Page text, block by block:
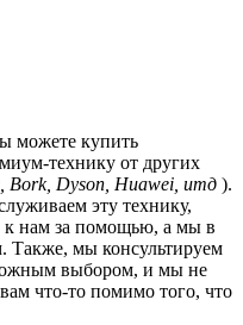
можете купить
технику от других
Bork, Dyson, Huawei, итд ).
эту технику,
к нам за помощью, а мы в
Также, мы консультируем
выбором, и мы не
что-то помимо того, что